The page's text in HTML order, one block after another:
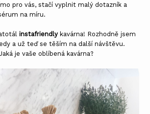
pro vás, stačí vyplnit malý dotazník a
na míru.
instafriendly kavárna! Rozhodně jsem
a už teď se těším na další návštěvu.
je vaše oblíbená kavárna?